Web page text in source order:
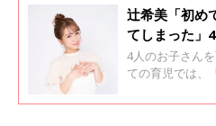
辻希美「初め
てしまった」
インタビュー
4人のお子さん
ての育児では、
張りすぎてしま